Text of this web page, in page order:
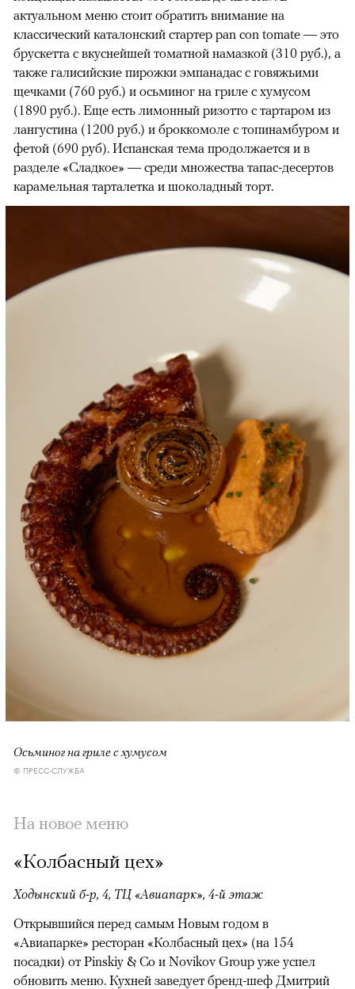
актуальном меню стоит обратить внимание на
классический каталонский стартер pan con tomate — это
брускетта с вкуснейшей томатной намазкой (310 руб.), а
также галисийские пирожки эмпанадас с говяжьими
щечками (760 руб.) и осьминог на гриле с хумусом
(1890 руб.). Еще есть лимонный ризотто с тартаром из
лангустина (1200 руб.) и броккомоле с топинамбуром и
фетой (690 руб). Испанская тема продолжается и в
разделе «Сладкое» — среди множества тапас-десертов
карамельная тарталетка и шоколадный торт.
Осьминог на гриле с хумусом
© ПРЕСС-СЛУЖБА
На новое меню
«Колбасный цех»
Ходынский б-р, 4, ТЦ «Авиапарк», 4-й этаж
Открывшийся перед самым Новым годом в
«Авиапарке» ресторан «Колбасный цех» (на 154
посадки) от Pinskiy & Co и Novikov Group уже успел
обновить меню. Кухней заведует бренд-шеф Дмитрий